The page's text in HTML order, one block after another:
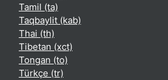
Tamil ‎(ta)‎
Taqbaylit ‎(kab)‎
Thai ‎(th)‎
Tibetan ‎(xct)‎
Tongan ‎(to)‎
Türkçe ‎(tr)‎